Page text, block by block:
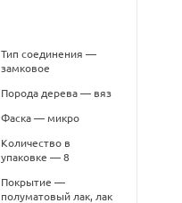
Тип соединения —
замковое
Порода дерева — вяз
Фаска — микро
Количество в
упаковке — 8
Покрытие —
полуматовый лак, лак